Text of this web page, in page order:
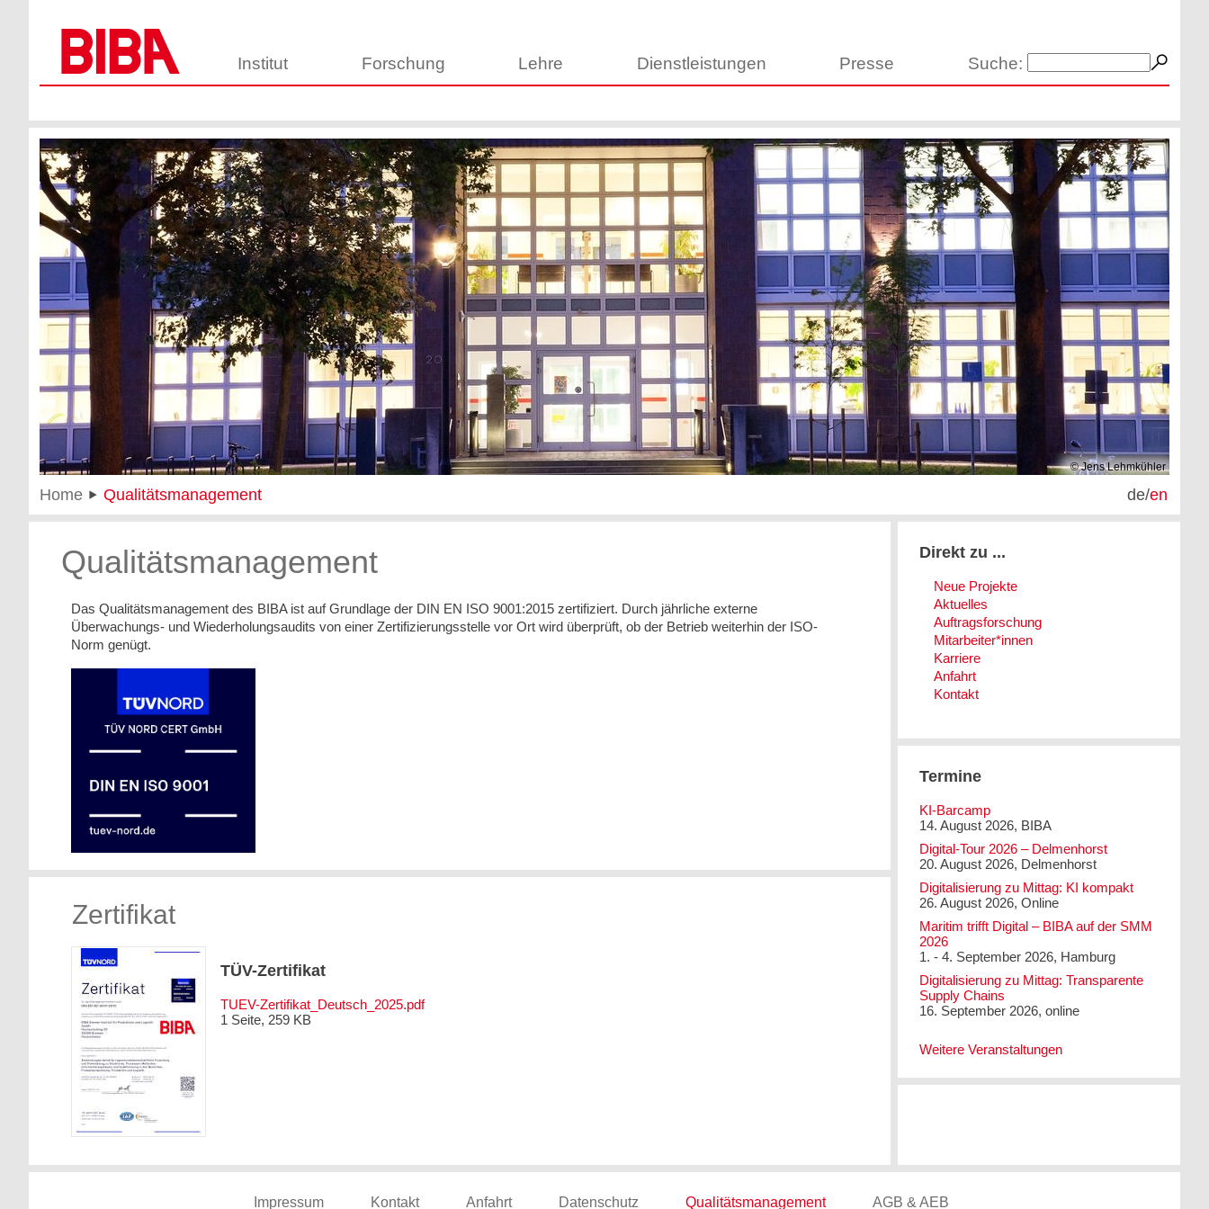
Institut Forschung Lehre Dienstleistungen Presse Suche:
© Jens Lehmkühler
Home Qualitätsmanagement de/en
Qualitätsmanagement
Das Qualitätsmanagement des BIBA ist auf Grundlage der DIN EN ISO 9001:2015 zertifiziert. Durch jährliche externe
Überwachungs- und Wiederholungsaudits von einer Zertifizierungsstelle vor Ort wird überprüft, ob der Betrieb weiterhin der ISO-
Norm genügt.
Zertifikat
TÜV-Zertifikat
TUEV-Zertifikat_Deutsch_2025.pdf
1 Seite, 259 KB
Direkt zu ...
Neue Projekte
Aktuelles
Auftragsforschung
Mitarbeiter*innen
Karriere
Anfahrt
Kontakt
Termine
KI-Barcamp
14. August 2026, BIBA
Digital-Tour 2026 – Delmenhorst
20. August 2026, Delmenhorst
Digitalisierung zu Mittag: KI kompakt
26. August 2026, Online
Maritim trifft Digital – BIBA auf der SMM
2026
1. - 4. September 2026, Hamburg
Digitalisierung zu Mittag: Transparente
Supply Chains
16. September 2026, online
Weitere Veranstaltungen
Impressum Kontakt Anfahrt Datenschutz Qualitätsmanagement AGB & AEB